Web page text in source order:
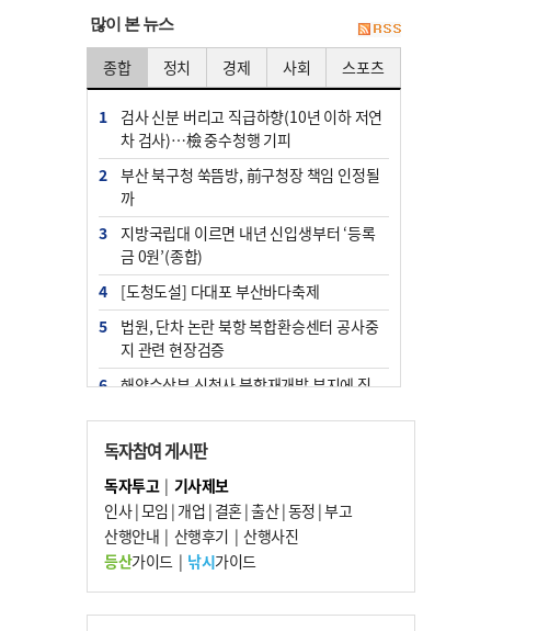
많이 본 뉴스
종합 정치 경제 사회 스포츠
1
검사 신분 버리고 직급하향(10년 이하 저연
차 검사)…檢 중수청행 기피
2
부산 북구청 쑥뜸방, 前구청장 책임 인정될
까
3
지방국립대 이르면 내년 신입생부터 ‘등록
금 0원’(종합)
4
[도청도설] 다대포 부산바다축제
5
법원, 단차 논란 북항 복합환승센터 공사중
지 관련 현장검증
6
해양수산부 신청사 북항재개발 부지에 짓
7
지역 상권도 말라죽을 판이라…가뭄 속 밀
양물축제 강행 논란
8
통영시민 추석 전 35만 원 받는다
9
부산 철강공장 50대 노동자 추락사
10 국힘 부산시당, ‘정이한 조력’ 시의원 윤리
위에…‘한동훈 지지’도 신고접수
독자참여 게시판
독자투고| 기사제보
인사|모임 | 개업 | 결혼|출산|동정 |부고
산행안내 | 산행후기 | 산행사진
등산가이드| 낚시가이드